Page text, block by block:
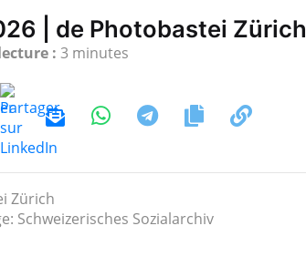
| de Photobastei Zürich
: 3 minutes
Schweizerisches Sozialarchiv